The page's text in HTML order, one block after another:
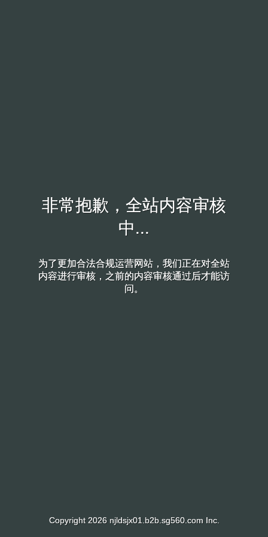
非常抱歉，全站内容审核
中...
为了更加合法合规运营网站，我们正在对全站
内容进行审核，之前的内容审核通过后才能访
问。
Copyright 2026 njldsjx01.b2b.sg560.com Inc.
非常抱歉，全站内容审核
中...
为了更加合法合规运营网站，我们正在对全站
内容进行审核，之前的内容审核通过后才能访
问。
Copyright 2026 njldsjx01.b2b.sg560.com Inc.